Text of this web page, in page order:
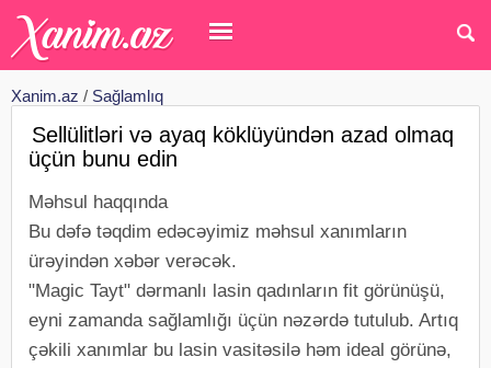
Xanim.az / Sağlamlıq
Sellülitləri və ayaq köklüyündən azad olmaq
üçün bunu edin
Məhsul haqqında
Bu dəfə təqdim edəcəyimiz məhsul xanımların
ürəyindən xəbər verəcək.
"Magic Tayt" dərmanlı lasin qadınların fit görünüşü,
eyni zamanda sağlamlığı üçün nəzərdə tutulub. Artıq
çəkili xanımlar bu lasin vasitəsilə həm ideal görünə,